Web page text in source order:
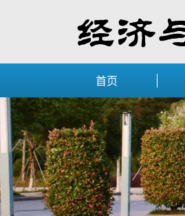
首页